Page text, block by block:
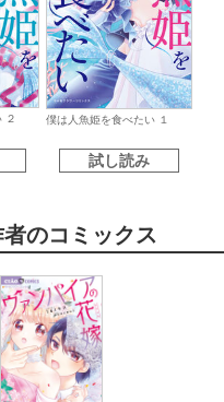
２ 僕は人魚姫を食べたい １
試し読み
者のコミックス